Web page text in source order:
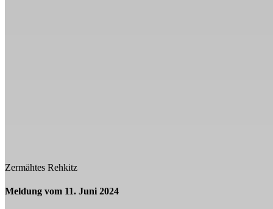
Zermähtes Rehkitz
Meldung vom 11. Juni 2024